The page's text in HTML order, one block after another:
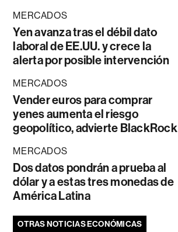
MERCADOS
Yen avanza tras el débil dato
laboral de EE.UU. y crece la
alerta por posible intervención
MERCADOS
Vender euros para comprar
yenes aumenta el riesgo
geopolítico, advierte BlackRock
MERCADOS
Dos datos pondrán a prueba al
dólar y a estas tres monedas de
América Latina
OTRAS NOTICIAS ECONÓMICAS